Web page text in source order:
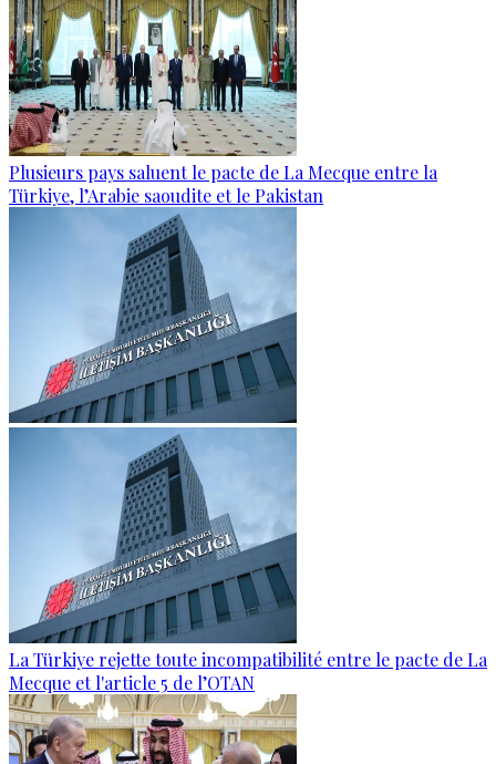
Plusieurs pays saluent le pacte de La Mecque entre la
Türkiye, l’Arabie saoudite et le Pakistan
La Türkiye rejette toute incompatibilité entre le pacte de La
Mecque et l'article 5 de l’OTAN